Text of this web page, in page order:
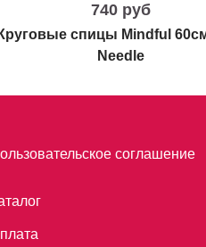
740 руб
Круговые спицы Mindful
Needle
соглашение